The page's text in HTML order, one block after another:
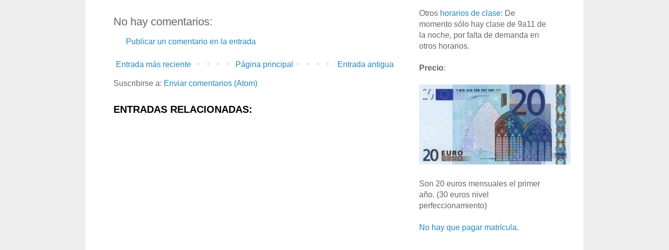
No hay comentarios:
Publicar un comentario en la entrada
Entrada más reciente Entrada antigua
Página principal
Suscribirse a: Enviar comentarios (Atom)
ENTRADAS RELACIONADAS:
Otros horarios de clase: De
momento sólo hay clase de 9a11 de
la noche, por falta de demanda en
otros horarios.
Precio:
Son 20 euros mensuales el primer
año. (30 euros nivel
perfeccionamiento)
No hay que pagar matrícula.